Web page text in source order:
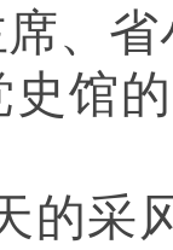
、
史馆
的采